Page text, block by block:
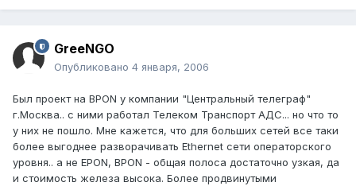
GreeNGO
Опубликовано 4 января, 2006
Был проект на BPON у компании "Центральный телеграф"
г.Москва.. с ними работал Телеком Транспорт АДС... но что то
у них не пошло. Мне кажется, что для больших сетей все таки
более выгоднее разворачивать Ethernet сети операторского
уровня.. а не EPON, BPON - общая полоса достаточно узкая, да
и стоимость железа высока. Более продвинутыми